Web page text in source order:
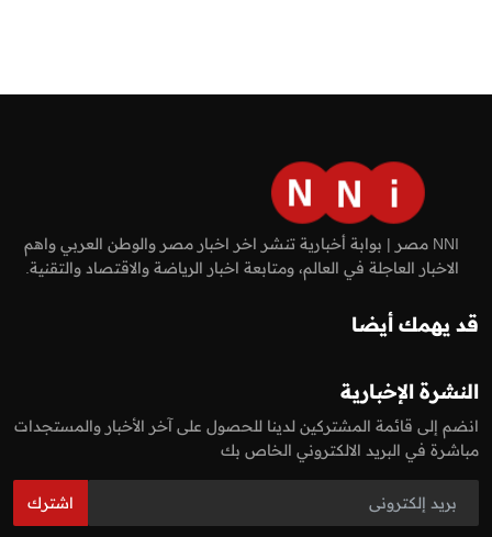
NNI مصر | بوابة أخبارية تنشر اخر اخبار مصر والوطن العربي واهم
الاخبار العاجلة في العالم، ومتابعة اخبار الرياضة والاقتصاد والتقنية.
قد يهمك أيضا
النشرة الإخبارية
انضم إلى قائمة المشتركين لدينا للحصول على آخر الأخبار والمستجدات
مباشرة في البريد الالكتروني الخاص بك
اشترك